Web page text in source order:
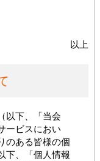
以上
以下、「当会
ービスにおい
のある皆様の個
下、「個人情報